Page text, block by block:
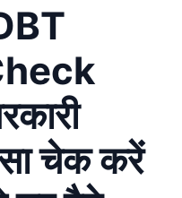
चेक करें